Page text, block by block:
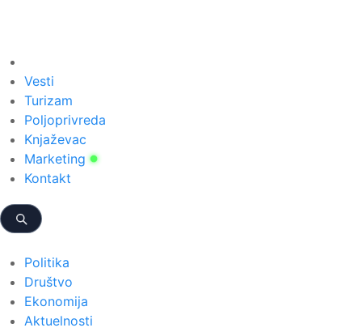
Vesti
Turizam
Poljoprivreda
Knjaževac
Marketing
Kontakt
Politika
Društvo
Ekonomija
Aktuelnosti